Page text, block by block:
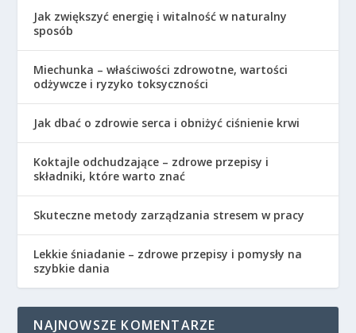
Jak zwiększyć energię i witalność w naturalny
sposób
Miechunka – właściwości zdrowotne, wartości
odżywcze i ryzyko toksyczności
Jak dbać o zdrowie serca i obniżyć ciśnienie krwi
Koktajle odchudzające – zdrowe przepisy i
składniki, które warto znać
Skuteczne metody zarządzania stresem w pracy
Lekkie śniadanie – zdrowe przepisy i pomysły na
szybkie dania
NAJNOWSZE KOMENTARZE